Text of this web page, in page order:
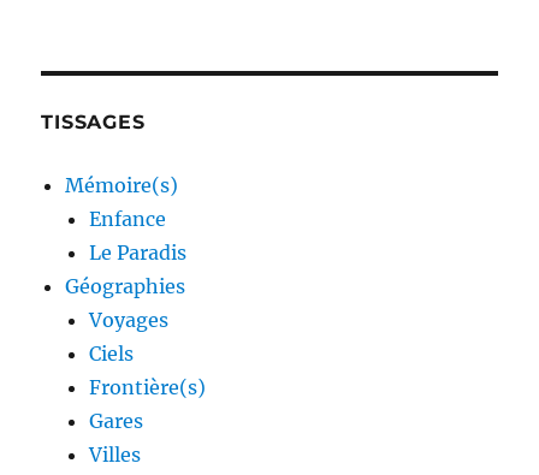
TISSAGES
Mémoire(s)
Enfance
Le Paradis
Géographies
Voyages
Ciels
Frontière(s)
Gares
Villes